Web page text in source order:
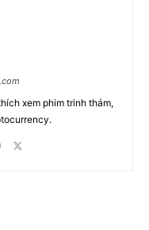
xem phim trinh thám,